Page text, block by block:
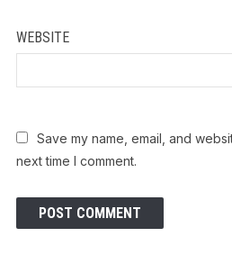
WEBSITE
Save my name, email, and
next time I comment.